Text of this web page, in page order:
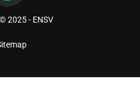
2025 - ENSV